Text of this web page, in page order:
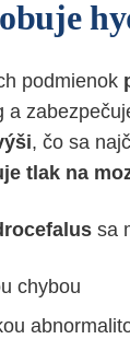
podmienok
a
, čo sa
tlak na
sa
chybou